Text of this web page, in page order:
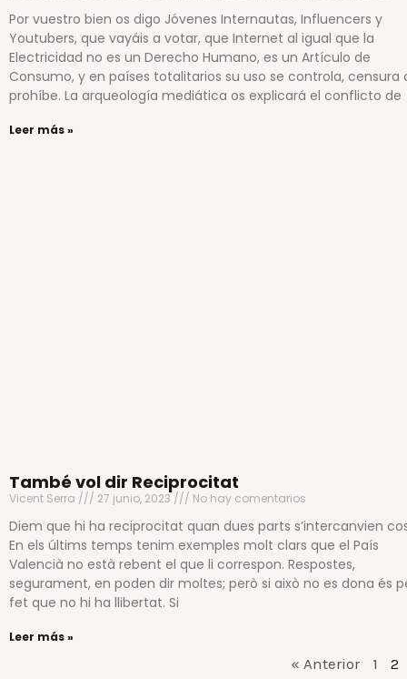
Por vuestro bien os digo Jóvenes Internautas, Influencers y
Youtubers, que vayáis a votar, que Internet al igual que la
Electricidad no es un Derecho Humano, es un Artículo de
Consumo, y en países totalitarios su uso se controla, censura
prohíbe. La arqueología mediática os explicará el conflicto de
Leer más »
També vol dir Reciprocitat
Vicent Serra 27 junio, 2023 No hay comentarios
Diem que hi ha reciprocitat quan dues parts s’intercanvien
En els últims temps tenim exemples molt clars que el País
Valencià no està rebent el que li correspon. Respostes,
segurament, en poden dir moltes; però si això no es dona és
fet que no hi ha llibertat. Si
Leer más »
« Anterior 1 2